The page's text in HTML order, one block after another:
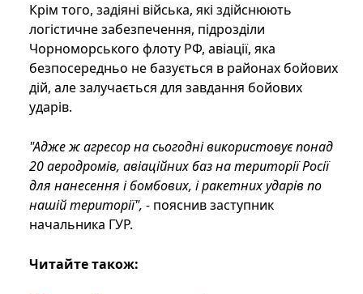
Крім того, задіяні війська, які здійснюють
логістичне забезпечення, підрозділи
Чорноморського флоту РФ, авіації, яка
безпосередньо не базується в районах бойових
дій, але залучається для завдання бойових
ударів.
"Адже ж агресор на сьогодні використовує понад
20 аеродромів, авіаційних баз на території Росії
для нанесення і бомбових, і ракетних ударів по
нашій території", - пояснив заступник
начальника ГУР.
Читайте також: